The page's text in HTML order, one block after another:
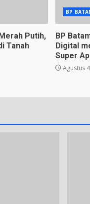
Putih,
Tanah
BP
BP
Digital
Super
Agustus